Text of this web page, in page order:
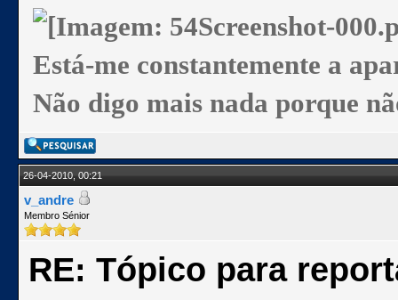
Está-me constantemente a
Não digo mais nada porque
26-04-2010, 00:21
v_andre
Membro Sénior
RE: Tópico para